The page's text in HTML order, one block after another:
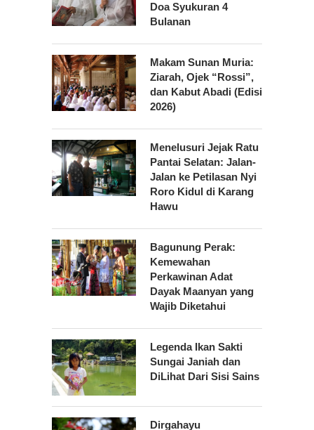
Doa Syukuran 4
Bulanan
Makam Sunan Muria:
Ziarah, Ojek “Rossi”,
dan Kabut Abadi (Edisi
2026)
Menelusuri Jejak Ratu
Pantai Selatan: Jalan-
Jalan ke Petilasan Nyi
Roro Kidul di Karang
Hawu
Bagunung Perak:
Kemewahan
Perkawinan Adat
Dayak Maanyan yang
Wajib Diketahui
Legenda Ikan Sakti
Sungai Janiah dan
DiLihat Dari Sisi Sains
Dirgahayu